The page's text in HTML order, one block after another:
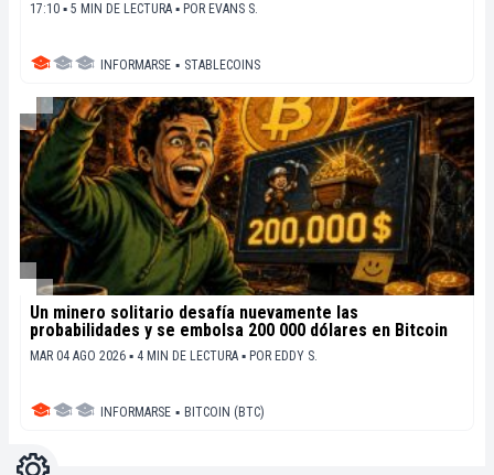
17:10 ▪ 5 MIN DE LECTURA ▪ POR EVANS S.
INFORMARSE ▪ STABLECOINS
Un minero solitario desafía nuevamente las
probabilidades y se embolsa 200 000 dólares en Bitcoin
MAR 04 AGO 2026 ▪ 4 MIN DE LECTURA ▪ POR EDDY S.
INFORMARSE ▪ BITCOIN (BTC)
Ajustes